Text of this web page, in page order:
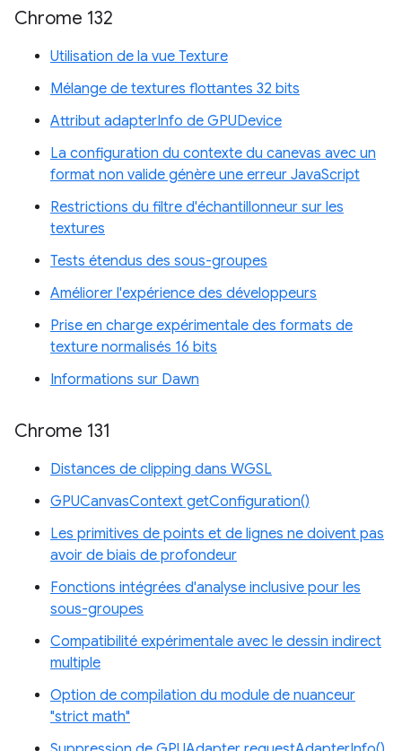
Chrome 132
Utilisation de la vue Texture
Mélange de textures flottantes 32 bits
Attribut adapterInfo de GPUDevice
La configuration du contexte du canevas avec un
format non valide génère une erreur JavaScript
Restrictions du filtre d'échantillonneur sur les
textures
Tests étendus des sous-groupes
Améliorer l'expérience des développeurs
Prise en charge expérimentale des formats de
texture normalisés 16 bits
Informations sur Dawn
Chrome 131
Distances de clipping dans WGSL
GPUCanvasContext getConfiguration()
Les primitives de points et de lignes ne doivent pas
avoir de biais de profondeur
Fonctions intégrées d'analyse inclusive pour les
sous-groupes
Compatibilité expérimentale avec le dessin indirect
multiple
Option de compilation du module de nuanceur
"strict math"